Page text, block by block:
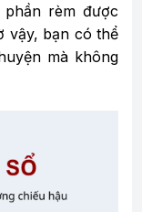
rèm được
vậy, bạn có thể
mà không